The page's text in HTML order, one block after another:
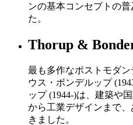
ンの基本コンセプトの
た。
Thorup &
最も多作なポストモダ
ウス・ボンデルップ
ップ (1944-)は、建築や
から工業デザインまで
きました。